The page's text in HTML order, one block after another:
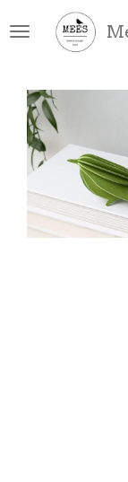
direct
hoofdinhoud